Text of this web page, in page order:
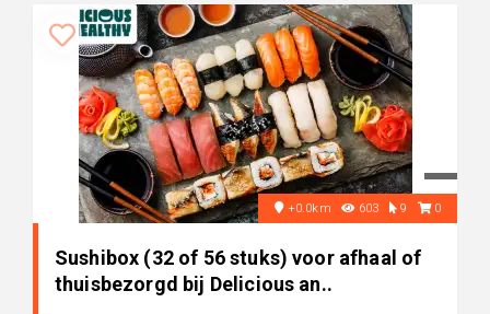
+0.0km 603 9 0
Sushibox (32 of 56 stuks) voor afhaal of
thuisbezorgd bij Delicious an..